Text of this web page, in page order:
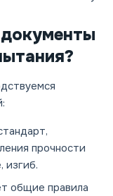
прочности
изгиб.
общие правила